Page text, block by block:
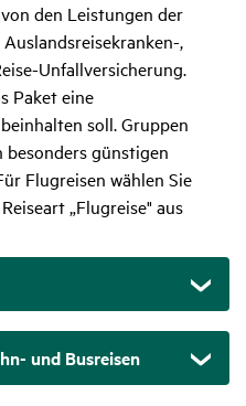
von den Leistungen der
,
Unfallversicherung.
Paket eine
soll. Gruppen
günstigen
Flugreisen wählen Sie
„Flugreise" aus
und Busreisen